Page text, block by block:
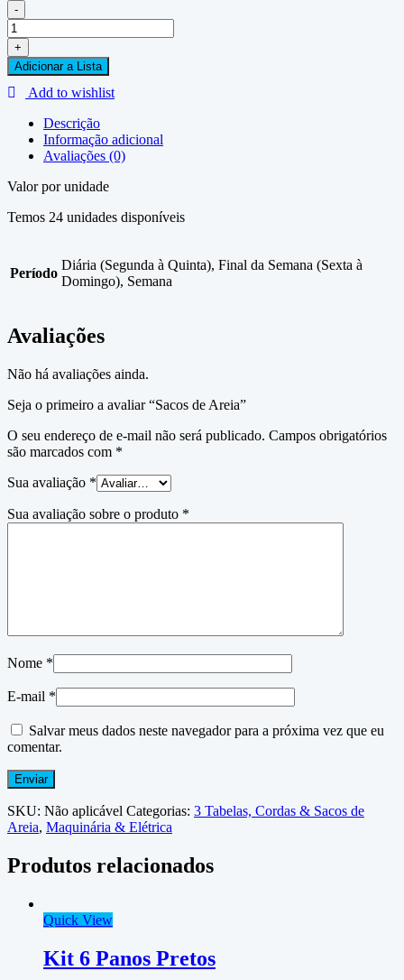
-
Sacos
de
Areia
quantidade
+
Adicionar a Lista
Add to wishlist
Descrição
Informação adicional
Avaliações (0)
Valor por unidade
Temos 24 unidades disponíveis
Período
Diária (Segunda à Quinta), Final da Semana (Sexta à
Domingo), Semana
Avaliações
Não há avaliações ainda.
Seja o primeiro a avaliar “Sacos de Areia”
O seu endereço de e-mail não será publicado. Campos obrigatórios
são marcados com *
Sua avaliação *
Sua avaliação sobre o produto *
Nome *
E-mail *
Salvar meus dados neste navegador para a próxima vez que eu
comentar.
SKU: Não aplicável Categorias: 3 Tabelas, Cordas & Sacos de
Areia, Maquinária & Elétrica
Produtos relacionados
Quick View
Kit 6 Panos Pretos